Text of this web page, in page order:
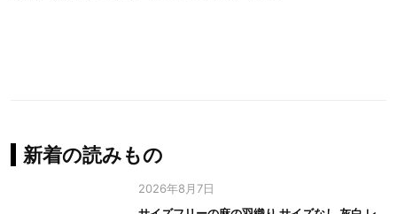
新着の読みもの
2026年8月7日